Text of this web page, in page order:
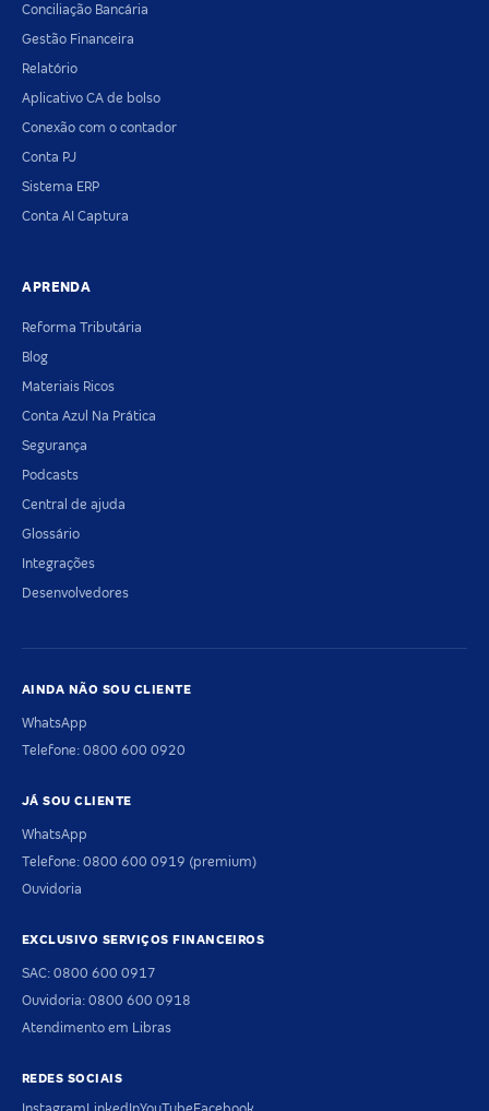
Conciliação Bancária
Gestão Financeira
Relatório
Aplicativo CA de bolso
Conexão com o contador
Conta PJ
Sistema ERP
Conta AI Captura
APRENDA
Reforma Tributária
Blog
Materiais Ricos
Conta Azul Na Prática
Segurança
Podcasts
Central de ajuda
Glossário
Integrações
Desenvolvedores
AINDA NÃO SOU CLIENTE
WhatsApp
Telefone: 0800 600 0920
JÁ SOU CLIENTE
WhatsApp
Telefone: 0800 600 0919 (premium)
Ouvidoria
EXCLUSIVO SERVIÇOS FINANCEIROS
SAC: 0800 600 0917
Ouvidoria: 0800 600 0918
Atendimento em Libras
REDES SOCIAIS